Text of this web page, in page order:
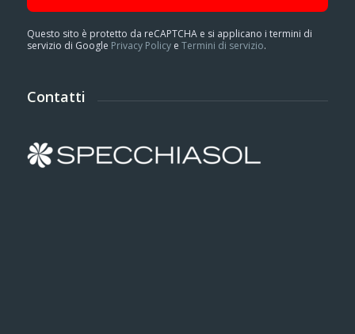
Questo sito è protetto da reCAPTCHA e si applicano i termini di
servizio di Google Privacy Policye Termini di servizio.
Contatti